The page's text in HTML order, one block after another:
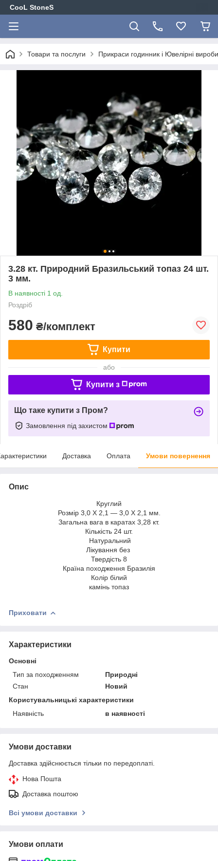
CooL StoneS
Товари та послуги Прикраси годинник і Ювелірні
3.28 кт. Природний Бразильський топаз 24 шт.
3 мм.
В наявності 1 од.
Роздріб
580 ₴/комплект
Купити
або
Купити з
Що таке купити з Пром?
Замовлення під захистом
Доставка Оплата Умови повернення
Опис
Круглий
Розмір 3,0 Х 2,1 — 3,0 Х 2,1 мм.
Загальна вага в каратах 3,28 кт.
Кількість 24 шт.
Натуральний
Лікування без
Твердість 8
Країна походження Бразилія
Колір білий
камінь топаз
Приховати
Характеристики
Основні
Тип за походженням
Природні
Стан
Новий
Користувальницькі характеристики
Наявність
в наявності
Умови доставки
Доставка здійснюється тільки по передоплаті.
Нова Пошта
Доставка поштою
Всі умови доставки
Умови оплати